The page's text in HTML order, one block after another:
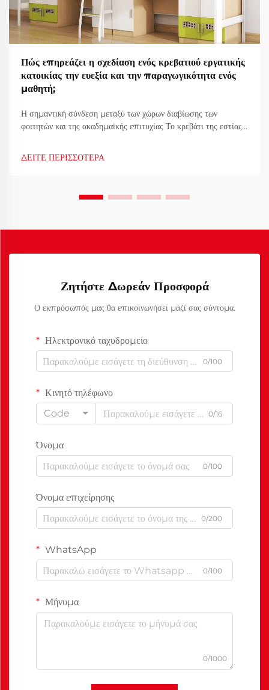
Πώς επηρεάζει η σχεδίαση ενός κρεβατιού εργατικής
κατοικίας την ευεξία και την παραγωγικότητα ενός
μαθητή;
Η σημαντική σύνδεση μεταξύ των χώρων διαβίωσης των
φοιτητών και της ακαδημαϊκής επιτυχίας Το κρεβάτι της εστίας
διάρκεια της ακαδημαϊκής του πορείας. Καθώς οι πανεπιστήμια
ΔΕΙΤΕ ΠΕΡΙΣΣΟΤΕΡΑ
Ζητήστε Δωρεάν Προσφορά
Ο εκπρόσωπός μας θα επικοινωνήσει μαζί σας σύντομα.
Ηλεκτρονικό ταχυδρομείο
0/100
Κινητό τηλέφωνο
Code
0/16
Όνομα
0/100
Όνομα επιχείρησης
0/200
WhatsApp
0/100
Μήνυμα
0/1000